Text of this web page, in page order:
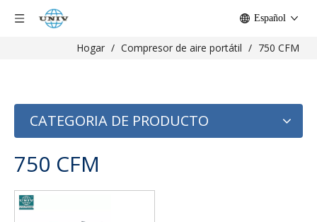
Español
Hogar / Compresor de aire portátil / 750 CFM
CATEGORIA DE PRODUCTO
750 CFM